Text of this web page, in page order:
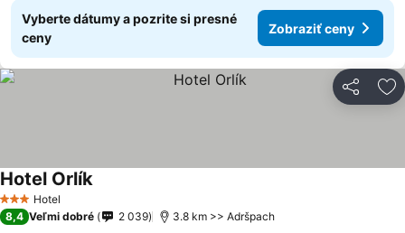
Vyberte dátumy a pozrite si presné
ceny
Zobraziť ceny
Zdieľať
3 Počet hviezdičiek
Hotel
Hotel Orlík
8,4 Veľmi dobré 2 039 3.8 km >> Adršpach